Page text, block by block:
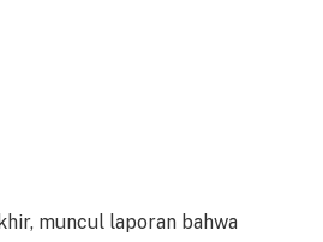
muncul laporan bahwa